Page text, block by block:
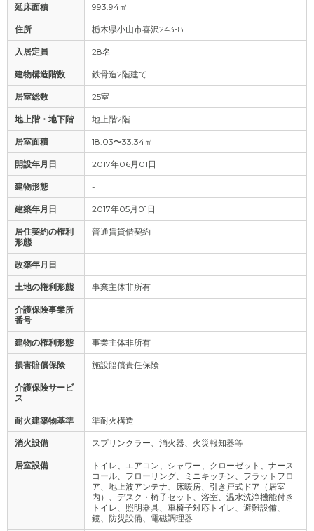
延床面積 993.94㎡
住所 栃木県小山市喜沢243-8
入居定員 28名
建物構造階数 鉄骨造2階建て
居室総数 25室
地上階・地下階 地上階2階
居室面積 18.03〜33.34㎡
開設年月日 2017年06月01日
建物形態 -
建築年月日 2017年05月01日
居住契約の権利
形態
普通賃貸借契約
改築年月日 -
土地の権利形態 事業主体非所有
介護保険事業所
番号
-
建物の権利形態 事業主体非所有
損害賠償保険 施設賠償責任保険
介護保険サービ
ス
-
耐火建築物基準 準耐火構造
消火設備 スプリンクラー、消火器、火災報知器等
居室設備
トイレ、エアコン、シャワー、クローゼット、ナース
コール、フローリング、ミニキッチン、フラットフロ
ア、地上波アンテナ、床暖房、引き戸式ドア（居室
内）、デスク・椅子セット、浴室、温水洗浄機能付き
トイレ、照明器具、車椅子対応トイレ、避難設備、
鏡、防災設備、電磁調理器